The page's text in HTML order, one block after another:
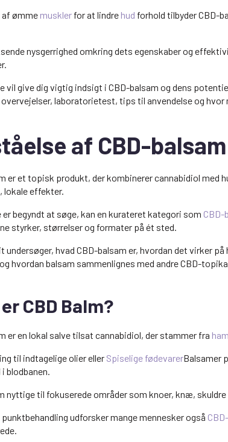
af ømme muskler for at lindre hud forhold tilbyder CBD-
nysgerrighed omkring dets egenskaber og
vil give dig vigtig indsigt i CBD-balsam og dens
overvejelser, laboratorietest, tips til anvendelse og hvor
af CBD-balsam
er et topisk produkt, der kombinerer cannabidiol med
lokale effekter.
er begyndt at søge, kan en kurateret kategori som CBD-
styrker, størrelser og formater på ét sted.
undersøger, hvad CBD-balsam er, hvordan det virker
hvordan balsam sammenlignes med andre CBD-
CBD Balm?
er en lokal salve tilsat cannabidiol, der stammer fra
til indtagelige olier eller Spiselige fødevarerBalsamer
blodbanen.
nyttige til fokuserede områder som knoer, knæ, skuldre
udforsker mange mennesker også